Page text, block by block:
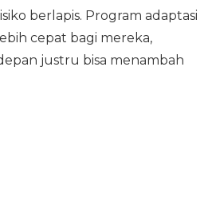
berlapis. Program adaptasi
cepat bagi mereka,
justru bisa menambah